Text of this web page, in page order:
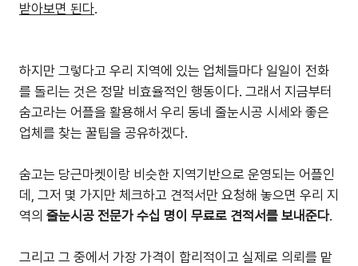
받아보면 된다.
하지만 그렇다고 우리 지역에 있는 업체들마다 일일이 전화
를 돌리는 것은 정말 비효율적인 행동이다. 그래서 지금부터
숨고라는 어플을 활용해서 우리 동네 줄눈시공 시세와 좋은
업체를 찾는 꿀팁을 공유하겠다.
숨고는 당근마켓이랑 비슷한 지역기반으로 운영되는 어플인
데, 그저 몇 가지만 체크하고 견적서만 요청해 놓으면 우리 지
역의 줄눈시공 전문가 수십 명이 무료로 견적서를 보내준다.
그리고 그 중에서 가장 가격이 합리적이고 실제로 의뢰를 맡